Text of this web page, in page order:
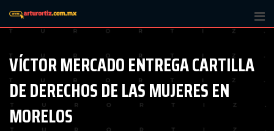
content
VÍCTOR MERCADO ENTREGA CARTILLA
DE DERECHOS DE LAS MUJERES EN
MORELOS